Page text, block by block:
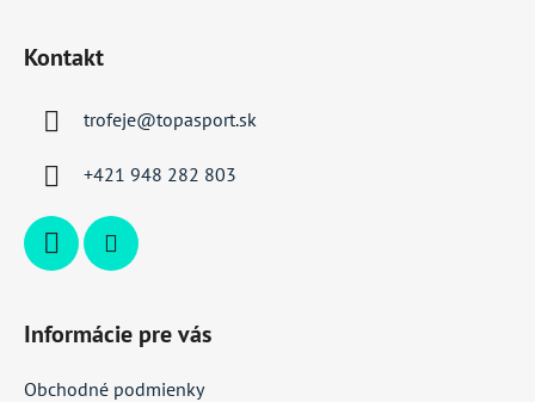
Kontakt
trofeje@topasport.sk
+421 948 282 803
Informácie pre vás
Obchodné podmienky